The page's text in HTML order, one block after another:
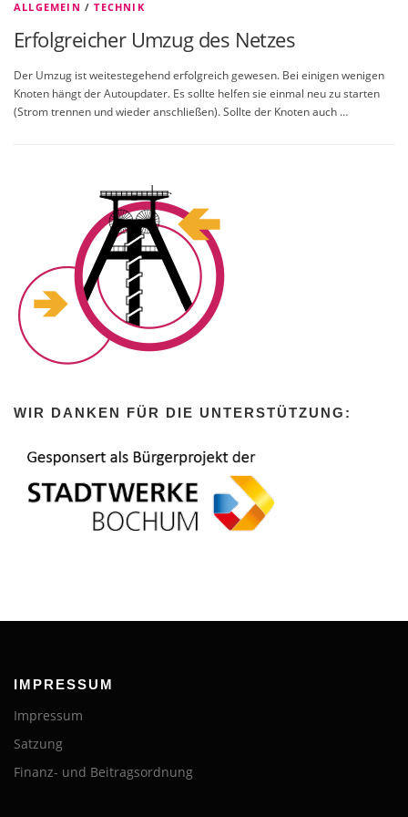
ALLGEMEIN /TECHNIK
Erfolgreicher Umzug des Netzes
Der Umzug ist weitestegehend erfolgreich gewesen. Bei einigen wenigen
Knoten hängt der Autoupdater. Es sollte helfen sie einmal neu zu starten
(Strom trennen und wieder anschließen). Sollte der Knoten auch …
WIR DANKEN FÜR DIE UNTERSTÜTZUNG:
IMPRESSUM
Impressum
Satzung
Finanz- und Beitragsordnung